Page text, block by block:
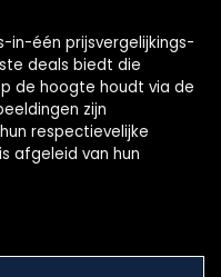
in-één prijsvergelijkings-
deals biedt die
de hoogte houdt via de
zijn
respectievelijke
afgeleid van hun